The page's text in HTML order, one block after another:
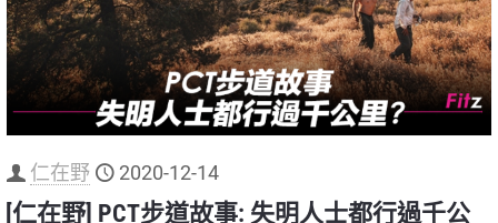
仁在野 2020-12-14
[仁在野] PCT步道故事: 失明人士都行過千公